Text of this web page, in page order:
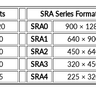
SRA Series
SRA0
900 ×
SRA1
640 ×
SRA2
450 ×
SRA3
320 ×
SRA4 225 ×